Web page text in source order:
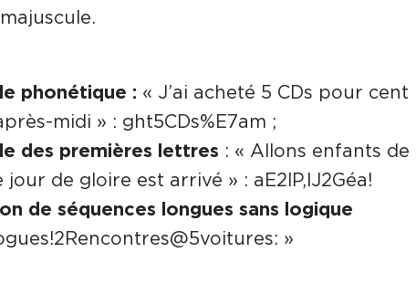
phonétique : « J’ai acheté 5 CDs pour cent
midi » : ght5CDs%E7am ;
des premières lettres : « Allons enfants de
jour de gloire est arrivé » : aE2lP,lJ2Géa!
de séquences longues sans logique
»